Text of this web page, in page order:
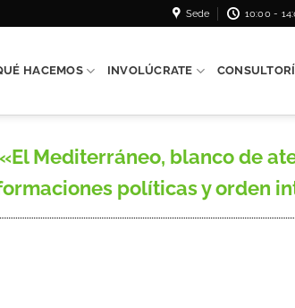
Sede 10:00 -
HACEMOS INVOLÚCRATE
«El Mediterráneo, blanco de
políticas y orden